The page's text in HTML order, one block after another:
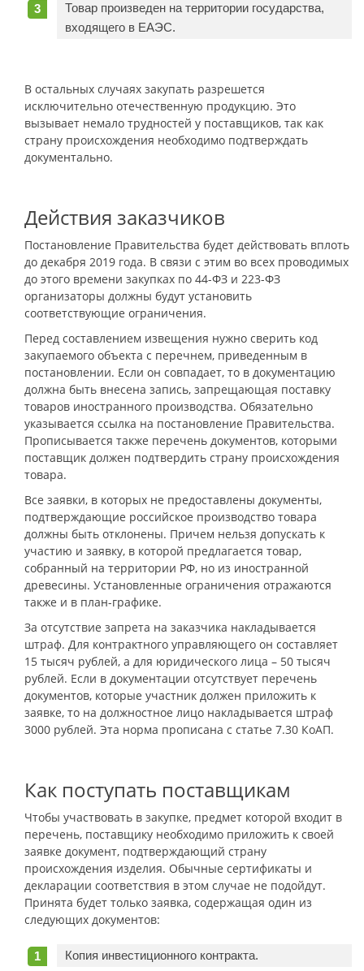
Товар произведен на территории государства,
входящего в ЕАЭС.
В остальных случаях закупать разрешется
исключительно отечественную продукцию. Это
вызывает немало трудностей у поставщиков, так как
страну происхождения необходимо подтверждать
документально.
Действия заказчиков
Постановление Правительства будет действовать вплоть
до декабря 2019 года. В связи с этим во всех проводимых
до этого времени закупках по 44-ФЗ и 223-ФЗ
организаторы должны будут установить
соответствующие ограничения.
Перед составлением извещения нужно сверить код
закупаемого объекта с перечнем, приведенным в
постановлении. Если он совпадает, то в документацию
должна быть внесена запись, запрещающая поставку
товаров иностранного производства. Обязательно
указывается ссылка на постановление Правительства.
Прописывается также перечень документов, которыми
поставщик должен подтвердить страну происхождения
товара.
Все заявки, в которых не предоставлены документы,
подтверждающие российское производство товара
должны быть отклонены. Причем нельзя допускать к
участию и заявку, в которой предлагается товар,
собранный на территории РФ, но из иностранной
древесины. Установленные ограничения отражаются
также и в план-графике.
За отсутствие запрета на заказчика накладывается
штраф. Для контрактного управляющего он составляет
15 тысяч рублей, а для юридического лица – 50 тысяч
рублей. Если в документации отсутствует перечень
документов, которые участник должен приложить к
заявке, то на должностное лицо накладывается штраф
3000 рублей. Эта норма прописана с статье 7.30 КоАП.
Как поступать поставщикам
Чтобы участвовать в закупке, предмет которой входит в
перечень, поставщику необходимо приложить к своей
заявке документ, подтверждающий страну
происхождения изделия. Обычные сертификаты и
декларации соответствия в этом случае не подойдут.
Принята будет только заявка, содержащая один из
следующих документов:
Копия инвестиционного контракта.